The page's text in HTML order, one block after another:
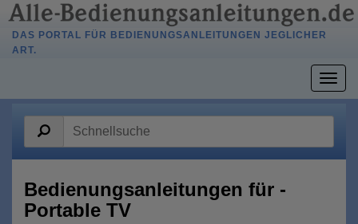
DAS PORTAL FÜR BEDIENUNGSANLEITUNGEN JEGLICHER
ART.
Bedienungsanleitungen für -
Portable TV